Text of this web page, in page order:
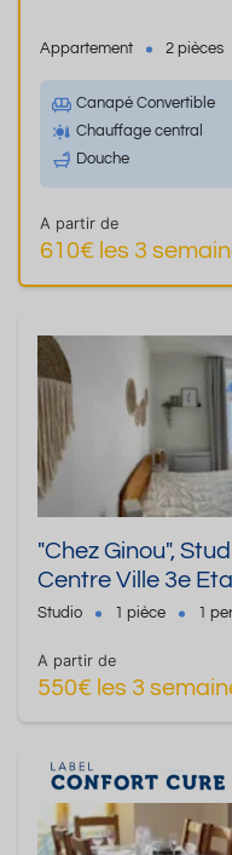
Appartement 2 pièces
Canapé Convertible
Chauffage central
Douche
A partir de
610€ les 3
"Chez Ginou",
Centre Ville 3e
Studio 1 pièce 1
A partir de
550€ les 3